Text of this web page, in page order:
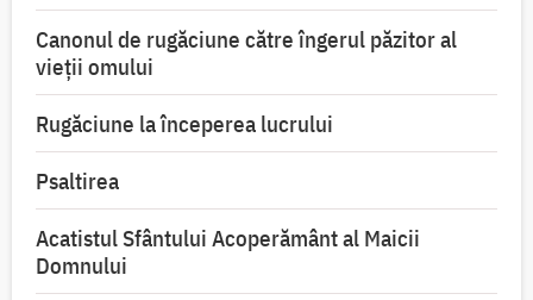
Canonul de rugăciune către îngerul păzitor al
vieții omului
Rugăciune la începerea lucrului
Psaltirea
Acatistul Sfântului Acoperământ al Maicii
Domnului